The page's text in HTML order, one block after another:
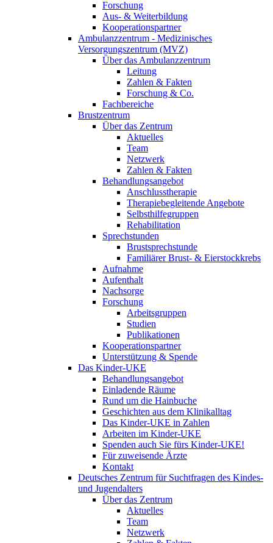
Forschung
Aus- & Weiterbildung
Kooperationspartner
Ambulanzzentrum - Medizinisches
Versorgungszentrum (MVZ)
Über das Ambulanzzentrum
Leitung
Zahlen & Fakten
Forschung & Co.
Fachbereiche
Brustzentrum
Über das Zentrum
Aktuelles
Team
Netzwerk
Zahlen & Fakten
Behandlungsangebot
Anschlusstherapie
Therapiebegleitende Angebote
Selbsthilfegruppen
Rehabilitation
Sprechstunden
Brustsprechstunde
Familiärer Brust- & Eierstockkrebs
Aufnahme
Aufenthalt
Nachsorge
Forschung
Arbeitsgruppen
Studien
Publikationen
Kooperationspartner
Unterstützung & Spende
Das Kinder-UKE
Behandlungsangebot
Einladende Räume
Rund um die Hainbuche
Geschichten aus dem Klinikalltag
Das Kinder-UKE in Zahlen
Arbeiten im Kinder-UKE
Spenden auch Sie fürs Kinder-UKE!
Für zuweisende Ärzte
Kontakt
Deutsches Zentrum für Suchtfragen des Kindes-
und Jugendalters
Über das Zentrum
Aktuelles
Team
Netzwerk